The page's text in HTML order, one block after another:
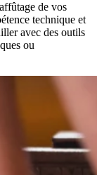
de vos
technique et
avec des outils
ou